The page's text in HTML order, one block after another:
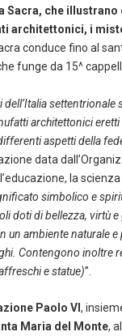
Sacra, che illustrano
architettonici, i
conduce fino al
funge da 15^
dell’Italia settentrionale
architettonici eretti
aspetti della
data
la
simbolico e
doti di bellezza, virtù e
un ambiente naturale
Contengono inoltre
e statue)”.
Paolo VI ,
Maria del Monte,